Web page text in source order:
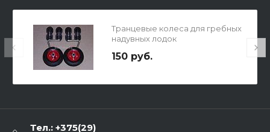
Транцевые колеса для гребных
надувных лодок
150 руб.
Тел.: +375(29)